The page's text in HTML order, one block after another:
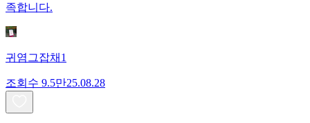
족합니다.
귀염그잡채1
조회수 9.5만25.08.28